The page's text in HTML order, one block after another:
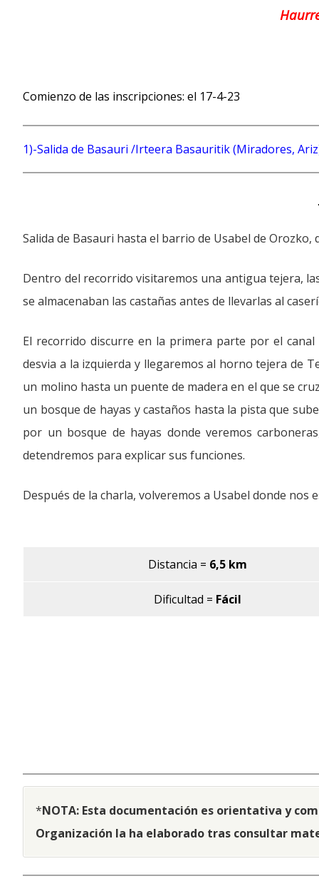
Comienzo de las inscripciones: el 17-4-23
1)-Salida de Basauri /Irteera Basauritik (Miradores,
Salida de Basauri hasta el barrio de Usabel de Orozko,
Dentro del recorrido visitaremos una antigua tejera,
se almacenaban las castañas antes de llevarlas al
El recorrido discurre en la primera parte por el
desvia a la izquierda y llegaremos al horno tejera de
un molino hasta un puente de madera en el que se
un bosque de hayas y castaños hasta la pista que
por un bosque de hayas donde veremos
detendremos para explicar sus funciones.
Después de la charla, volveremos a Usabel donde
Distancia = 6,5km
Dificultad = Fácil
*NOTA: Esta documentación es orientativa y
Organización la ha elaborado tras consultar